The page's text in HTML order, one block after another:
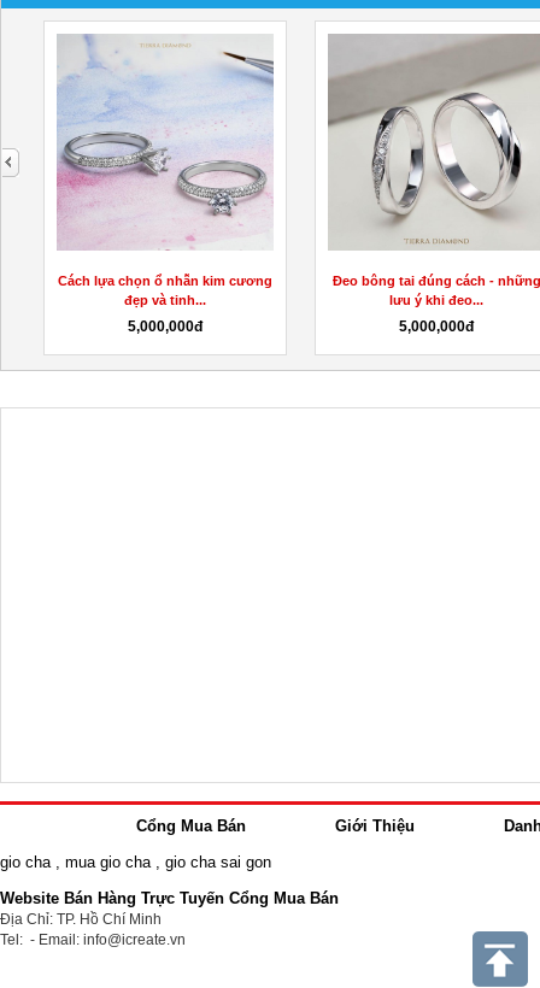
Cách lựa chọn ổ nhẫn kim cương
đẹp và tinh...
5,000,000đ
Đeo bông tai đúng cách - những
lưu ý khi đeo...
5,000,000đ
next
Cổng Mua Bán Giới Thiệu
gio cha
mua gio cha
gio cha sai gon
Website Bán Hàng Trực Tuyến Cổng Mua Bán
Địa Chỉ: TP. Hồ Chí Minh
Tel: - Email: info@icreate.vn